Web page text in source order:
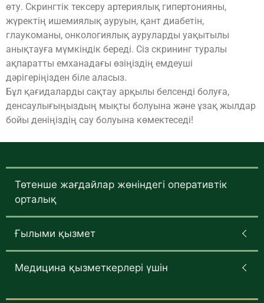
өту. Скрингтік тексеру артериялық гипертонияны,
жүректің ишемиялық ауруын, қант диабетін,
глаукоманы, онкологиялық ауруларды уақытылы
анықтауға мүмкіндік береді. Сіз скрининг туралы
ақпаратты емханадағы өзіңіздің емдеуші
дәрігеріңізден біле аласыз.
Бұл қағидаларды сақтау арқылы белсенді болуға,
денсаулығыңыздың мықты болуына және ұзақ жылдар
бойы деніңіздің сау болуына көмектеседі!
Төтенше жағдайлар жөніндегі оперативтік
орталық
Ғылыми қызмет
Медицина қызметкерлері үшін